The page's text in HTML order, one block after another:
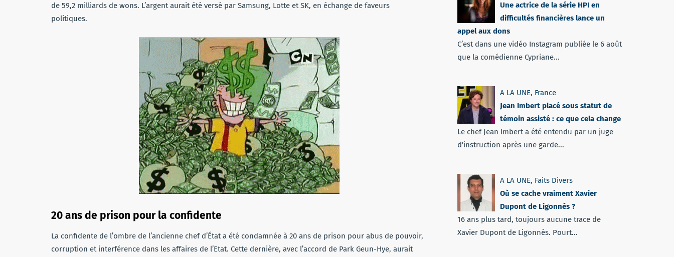
de 59,2 milliards de wons. L’argent aurait été versé par Samsung, Lotte et SK, en échange de faveurs
politiques.
20 ans de prison pour la confidente
La confidente de l’ombre de l’ancienne chef d’État a été condamnée à 20 ans de prison pour abus de pouvoir,
corruption et interférence dans les affaires de l’Etat. Cette dernière, avec l’accord de Park Geun-Hye, aurait
Une actrice de la série HPI en
difficultés financières lance un
appel aux dons
C’est dans une vidéo Instagram publiée le 6 août
que la comédienne Cypriane...
A LA UNE, France
Jean Imbert placé sous statut de
témoin assisté : ce que cela change
Le chef Jean Imbert a été entendu par un juge
d'instruction après une garde...
A LA UNE, Faits Divers
Où se cache vraiment Xavier
Dupont de Ligonnès ?
16 ans plus tard, toujours aucune trace de
Xavier Dupont de Ligonnès. Pourt...